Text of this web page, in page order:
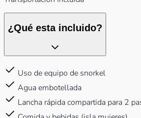
¿Qué esta incluido?
Uso de equipo de snorkel
Agua embotellada
Lancha rápida compartida para 2